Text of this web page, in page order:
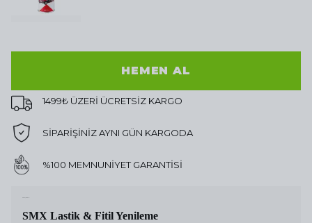
HEMEN AL
1499₺ ÜZERİ ÜCRETSİZ KARGO
SİPARİŞİNİZ AYNI GÜN KARGODA
%100 MEMNUNİYET GARANTİSİ
SMX Lastik & Fitil Yenileme